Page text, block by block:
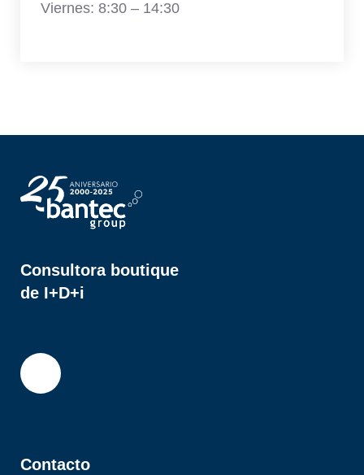
Viernes: 8:30 – 14:30
Consultora boutique
de I+D+i
Contacto